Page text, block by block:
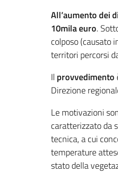
All’aumento dei
10mila euro.
colposo (causato
territori percorsi
Il provvedimento
Direzione
Le motivazioni
caratterizzato da
tecnica, a cui
temperature
stato della